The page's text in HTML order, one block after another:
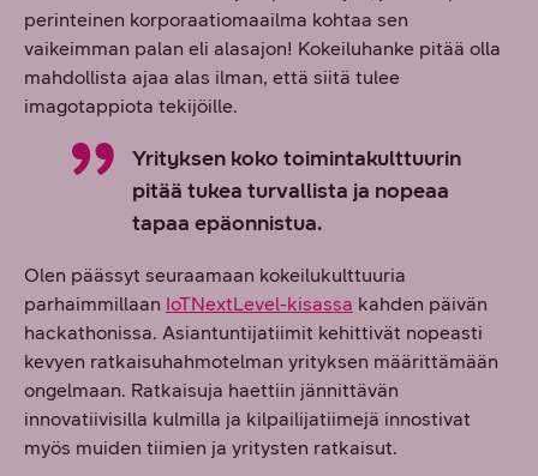
perinteinen korporaatiomaailma kohtaa sen
vaikeimman palan eli alasajon! Kokeiluhanke pitää olla
mahdollista ajaa alas ilman, että siitä tulee
imagotappiota tekijöille.
Yrityksen koko toimintakulttuurin
pitää tukea turvallista ja nopeaa
tapaa epäonnistua.
Olen päässyt seuraamaan kokeilukulttuuria
parhaimmillaan IoTNextLevel-kisassa kahden päivän
hackathonissa. Asiantuntijatiimit kehittivät nopeasti
kevyen ratkaisuhahmotelman yrityksen määrittämään
ongelmaan. Ratkaisuja haettiin jännittävän
innovatiivisilla kulmilla ja kilpailijatiimejä innostivat
myös muiden tiimien ja yritysten ratkaisut.